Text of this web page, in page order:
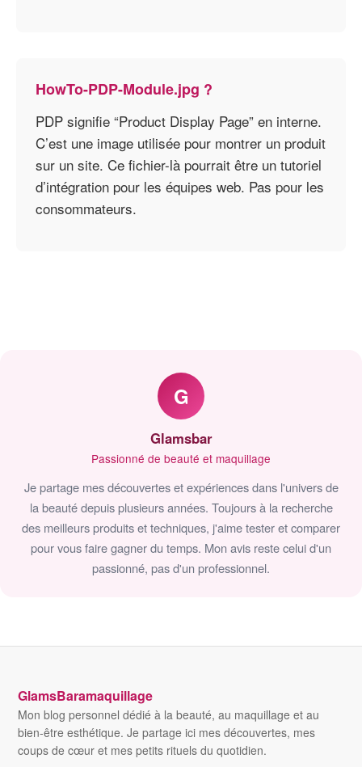
HowTo-PDP-Module.jpg ?
PDP signifie “Product Display Page” en interne.
C’est une image utilisée pour montrer un produit
sur un site. Ce fichier-là pourrait être un tutoriel
d’intégration pour les équipes web. Pas pour les
consommateurs.
G
Glamsbar
Passionné de beauté et maquillage
Je partage mes découvertes et expériences dans l'univers de
la beauté depuis plusieurs années. Toujours à la recherche
des meilleurs produits et techniques, j'aime tester et comparer
pour vous faire gagner du temps. Mon avis reste celui d'un
passionné, pas d'un professionnel.
GlamsBaramaquillage
Mon blog personnel dédié à la beauté, au maquillage et au
bien-être esthétique. Je partage ici mes découvertes, mes
coups de cœur et mes petits rituels du quotidien.